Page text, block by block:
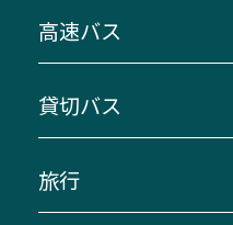
主要停留所案内図・時
路線バスのご利用方法
三重交通接近情報バ
高速バス
南紀・VISON～横浜
伊賀～名古屋
貸切バス
貸切バスのご利用につ
旅行